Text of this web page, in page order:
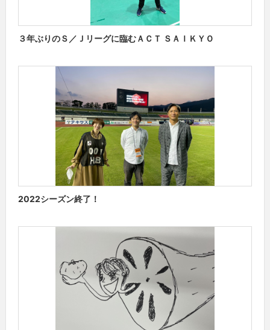
３年ぶりのＳ／Ｊリーグに臨むＡＣＴ ＳＡＩＫＹＯ
2022シーズン終了！